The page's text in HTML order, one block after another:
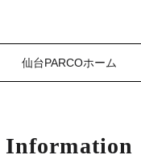
仙台PARCOホーム
Information